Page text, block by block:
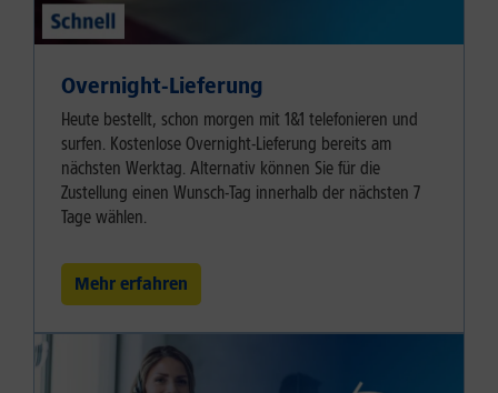
Overnight-Lieferung
Heute bestellt, schon morgen mit 1&1 telefonieren und
surfen. Kostenlose Overnight-Lieferung bereits am
nächsten Werktag. Alternativ können Sie für die
Zustellung einen Wunsch-Tag innerhalb der nächsten 7
Tage wählen.
Mehr erfahren